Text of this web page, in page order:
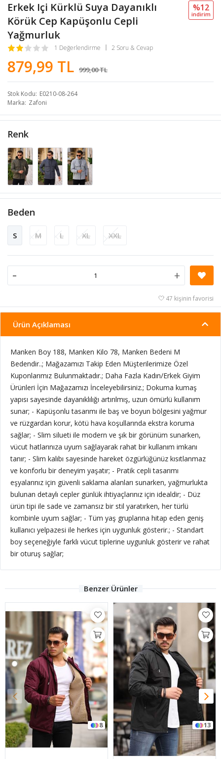
Erkek Içi Kürklü Suya Dayanıklı
Körük Cep Kapüşonlu Cepli
Yağmurluk
1 Değerlendirme 2 Soru & Cevap
879,99 TL 999,00 TL
%12
i̇ndi̇ri̇m
Stok Kodu E0210-08-264
Marka Zafoni
Renk
Beden
S M L XL XXL
- +
47 kişinin favorisi
Ürün Açıklaması
Manken Boy 188, Manken Kilo 78, Manken Bedeni M
Bedendir..; Mağazamızı Takip Eden Müşterilerimize Özel
Kuponlarımız Bulunmaktadır.; Daha Fazla Kadın/Erkek Giyim
Ürünleri İçin Mağazamızı İnceleyebilirsiniz.; Dokuma kumaş
yapısı sayesinde dayanıklılığı artırılmış, uzun ömürlü kullanım
sunar; - Kapüşonlu tasarımı ile baş ve boyun bölgesini yağmur
ve rüzgardan korur, kötü hava koşullarında ekstra koruma
sağlar; - Slim silueti ile modern ve şık bir görünüm sunarken,
vücut hatlarınıza uyum sağlayarak rahat bir kullanım imkanı
tanır; - Slim kalıbı sayesinde hareket özgürlüğünüz kısıtlanmaz
ve konforlu bir deneyim yaşatır; - Pratik cepli tasarımı
eşyalarınız için güvenli saklama alanları sunarken, yağmurlukta
bulunan detaylı cepler günlük ihtiyaçlarınız için idealdir; - Düz
ürün tipi ile sade ve zamansız bir stil yaratırken, her türlü
kombinle uyum sağlar; - Tüm yaş gruplarına hitap eden geniş
kullanıcı yelpazesi ile herkes için uygunluk gösterir.; - Standart
boy seçeneğiyle farklı vücut tiplerine uygunluk gösterir ve rahat
bir oturuş sağlar;
Benzer Ürünler
8 13